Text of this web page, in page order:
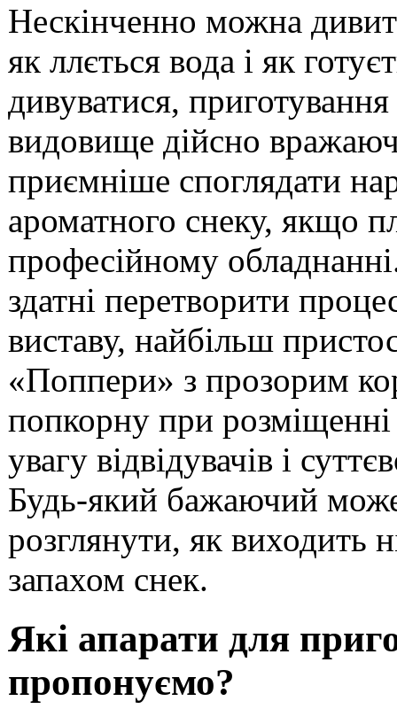
Нескінченно можна
як ллється вода і як
дивуватися,
видовище дійсно
приємніше споглядати
ароматного снеку, якщо
професійному
здатні перетворити
виставу, найбільш
«Поппери» з прозорим
попкорну при розміщенні
увагу відвідувачів і
Будь-який бажаючий може
розглянути, як виходить
запахом снек.
Які апарати для
пропонуємо?